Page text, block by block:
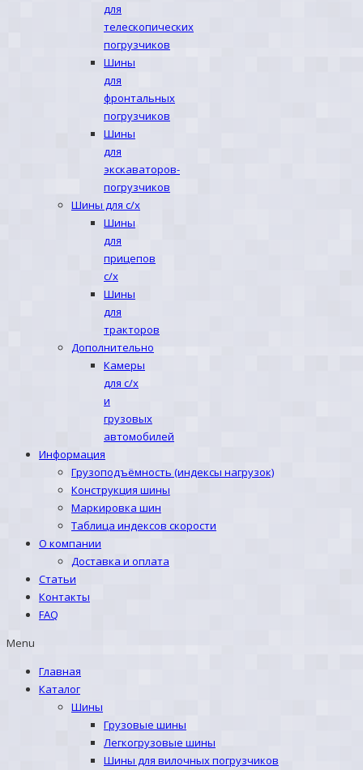
для
телескопических
погрузчиков
Шины
для
фронтальных
погрузчиков
Шины
для
экскаваторов-
погрузчиков
Шины для с/х
Шины
для
прицепов
с/х
Шины
для
тракторов
Дополнительно
Камеры
для с/х
и
грузовых
автомобилей
Информация
Грузоподъёмность (индексы нагрузок)
Конструкция шины
Маркировка шин
Таблица индексов скорости
О компании
Доставка и оплата
Статьи
Контакты
FAQ
Menu
Главная
Каталог
Шины
Грузовые шины
Легкогрузовые шины
Шины для вилочных погрузчиков